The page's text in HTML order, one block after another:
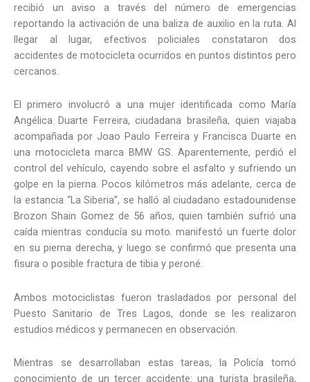
recibió un aviso a través del número de emergencias
reportando la activación de una baliza de auxilio en la ruta. Al
llegar al lugar, efectivos policiales constataron dos
accidentes de motocicleta ocurridos en puntos distintos pero
cercanos.
El primero involucró a una mujer identificada como María
Angélica Duarte Ferreira, ciudadana brasileña, quien viajaba
acompañada por Joao Paulo Ferreira y Francisca Duarte en
una motocicleta marca BMW GS. Aparentemente, perdió el
control del vehículo, cayendo sobre el asfalto y sufriendo un
golpe en la pierna. Pocos kilómetros más adelante, cerca de
la estancia “La Siberia”, se halló al ciudadano estadounidense
Brozon Shain Gomez de 56 años, quien también sufrió una
caída mientras conducía su moto. manifestó un fuerte dolor
en su pierna derecha, y luego se confirmó que presenta una
fisura o posible fractura de tibia y peroné.
Ambos motociclistas fueron trasladados por personal del
Puesto Sanitario de Tres Lagos, donde se les realizaron
estudios médicos y permanecen en observación.
Mientras se desarrollaban estas tareas, la Policía tomó
conocimiento de un tercer accidente: una turista brasileña,